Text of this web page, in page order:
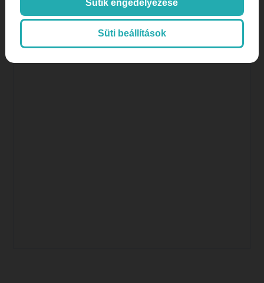
Orvos, doktor páciens aktivitás
páciens megtartás plasztikai sebészet
Sütik engedélyezése
Süti beállítások